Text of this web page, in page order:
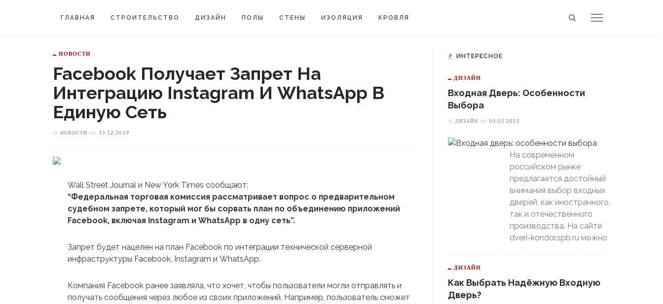
ГЛАВНАЯ СТРОИТЕЛЬСТВО ДИЗАЙН ПОЛЫ СТЕНЫ ИЗОЛЯЦИЯ КРОВЛЯ
НОВОСТИ
Facebook Получает Запрет На
Интеграцию Instagram И WhatsApp В
Единую Сеть
НОВОСТИ on 13.12.2019
Wall Street Journal и New York Times сообщают:
“Федеральная торговая комиссия рассматривает вопрос о предварительном
судебном запрете, который мог бы сорвать план по объединению приложений
Facebook, включая Instagram и WhatsApp в одну сеть”.
Запрет будет нацелен на план Facebook по интеграции технической серверной
инфраструктуры Facebook, Instagram и WhatsApp.
Компания Facebook ранее заявляла, что хочет, чтобы пользователи могли отправлять и
получать сообщения через любое из своих приложений. Например, пользователь сможет
ИНТЕРЕСНОЕ
ДИЗАЙН
Входная Дверь: Особенности
Выбора
ДИЗАЙН on 05.02.2021
На современном
российском рынке
предлагается достойный
внимания выбор входных
дверей, как иностранного,
так и отечественного
производства. На сайте
dveri-kondor.spb.ru можно
ДИЗАЙН
Как Выбрать Надёжную Входную
Дверь?